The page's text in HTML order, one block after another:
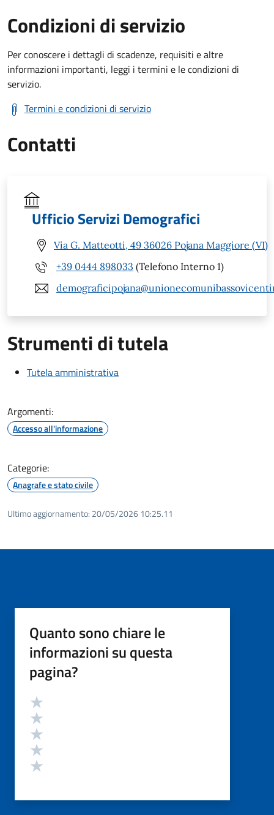
Condizioni di servizio
Per conoscere i dettagli di scadenze, requisiti e altre
informazioni importanti, leggi i termini e le condizioni di
servizio.
Termini e condizioni di servizio
Contatti
Ufficio Servizi Demografici
Via G. Matteotti, 49 36026 Pojana Maggiore (VI)
+39 0444 898033 (Telefono Interno 1)
Strumenti di tutela
Tutela amministrativa
Argomenti:
Accesso all'informazione
Categorie:
Anagrafe e stato civile
Ultimo aggiornamento: 20/05/2026 10:25.11
Quanto sono chiare le
informazioni su questa
pagina?
Valutazione